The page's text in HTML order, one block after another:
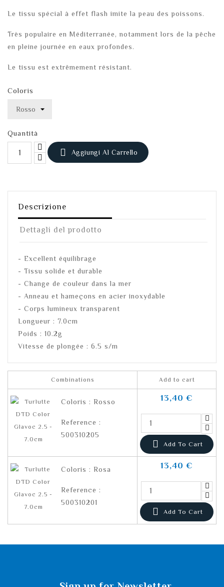
Le tissu spécial à effet flash imite la peau des poissons.
Très populaire en Méditerranée, notamment lors de la pêche
en pleine journée en eaux profondes.
Le tissu est extrêmement résistant.
Coloris
Quantità
 Aggiungi Al Carrello
Descrizione
Dettagli del prodotto
- Excellent équilibrage
- Tissu solide et durable
- Change de couleur dans la mer
- Anneau et hameçons en acier inoxydable
- Corps lumineux transparent
Longueur : 7.0cm
Poids : 10.2g
Vitesse de plongée : 6.5 s/m
Combinations Add to cart
Coloris : Rosso
Reference :
500310205
13,40 €
 Add To Cart
Coloris : Rosa
Reference :
500310201
13,40 €
 Add To Cart